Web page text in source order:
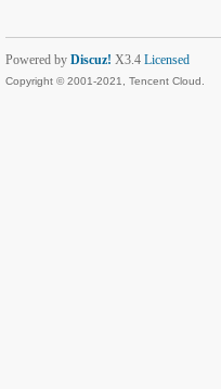
Powered by Discuz! X3.4 Licensed
Copyright © 2001-2021, Tencent Cloud.